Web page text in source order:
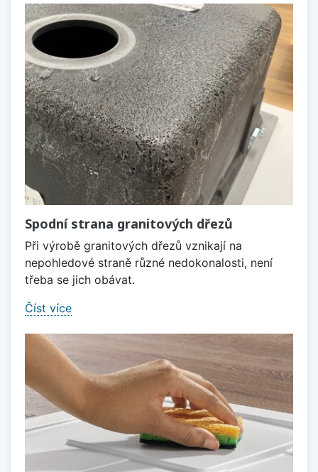
Spodní strana granitových dřezů
Při výrobě granitových dřezů vznikají na
nepohledové straně různé nedokonalosti, není
třeba se jich obávat.
Číst více